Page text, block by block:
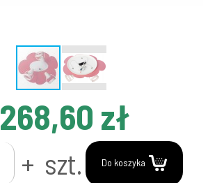
268,60 zł
+ szt. Do koszyka